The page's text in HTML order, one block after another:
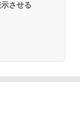
させる